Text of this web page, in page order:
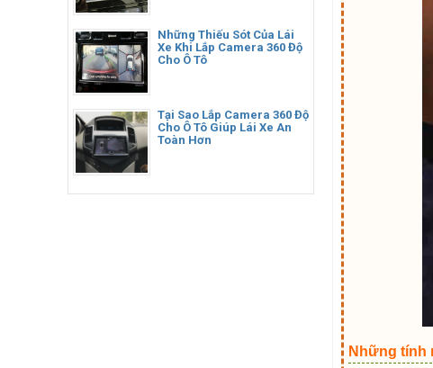
Những Thiếu Sót Của Lái
Xe Khi Lắp Camera 360 Độ
Cho Ô Tô
Tại Sao Lắp Camera 360 Độ
Cho Ô Tô Giúp Lái Xe An
Toàn Hơn
Những tính